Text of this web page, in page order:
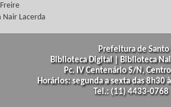
Lacerda
Prefeitura de
Biblioteca Digital | Biblioteca
Pc. IV Centenário S/N,
Horários: segunda a sexta das
Tel.: (11) 4433-